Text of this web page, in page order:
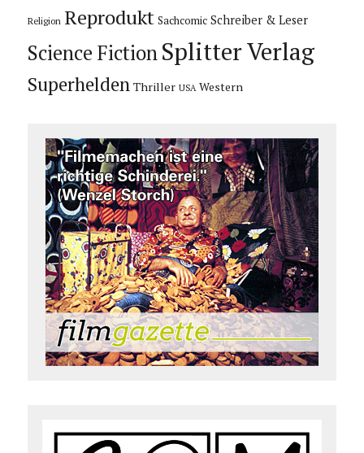
Religion Reprodukt Sachcomic Schreiber & Leser
Science Fiction Splitter Verlag
Superhelden Thriller USA Western